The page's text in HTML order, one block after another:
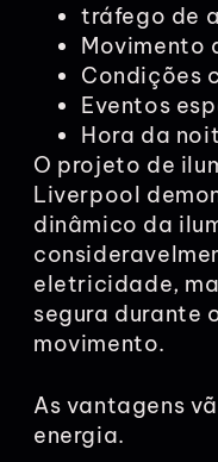
tráfego de
Movimento
Condições
Eventos
Hora da
O projeto de
Liverpool
dinâmico da
eletricidade,
segura durante
movimento.
As vantagens
energia.